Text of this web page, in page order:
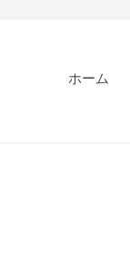
ホーム